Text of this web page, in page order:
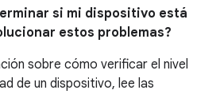
si mi dispositivo está
estos problemas?
sobre cómo verificar el nivel
de un dispositivo, lee las